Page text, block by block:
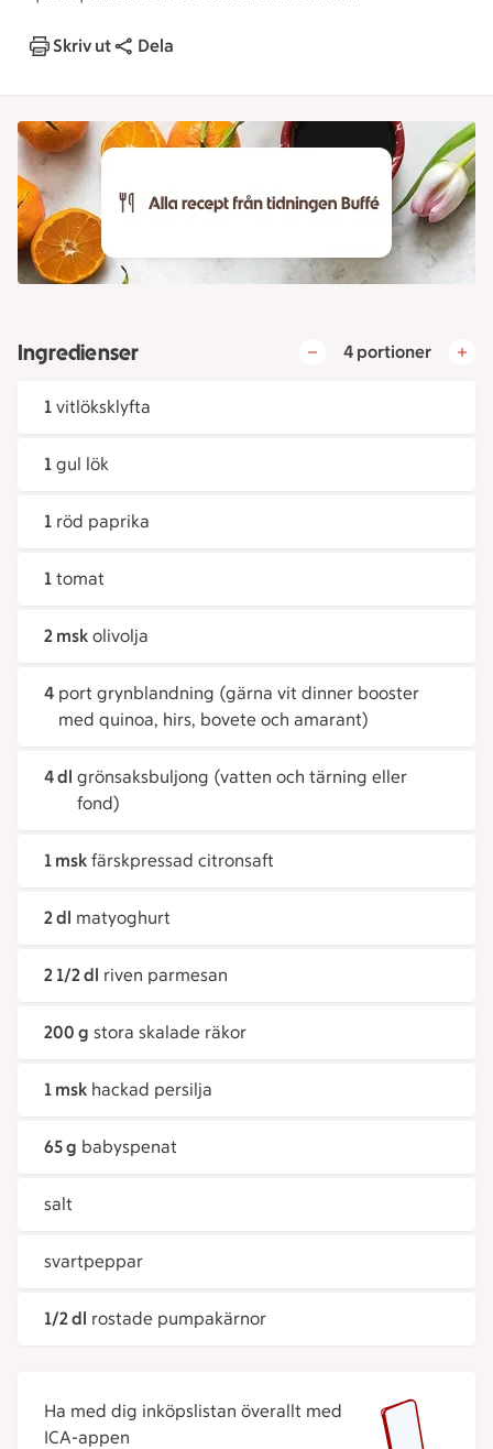
Skriv ut Dela
Ingredienser 4 portioner
1 vitlöksklyfta
1 gul lök
1 röd paprika
1 tomat
2 msk olivolja
4 port grynblandning (gärna vit dinner booster
med quinoa, hirs, bovete och amarant)
4 dl grönsaksbuljong (vatten och tärning eller
fond)
1 msk färskpressad citronsaft
2 dl matyoghurt
2 1/2 dl riven parmesan
200 g stora skalade räkor
1 msk hackad persilja
65 g babyspenat
salt
svartpeppar
1/2 dl rostade pumpakärnor
Ha med dig inköpslistan överallt med
ICA-appen